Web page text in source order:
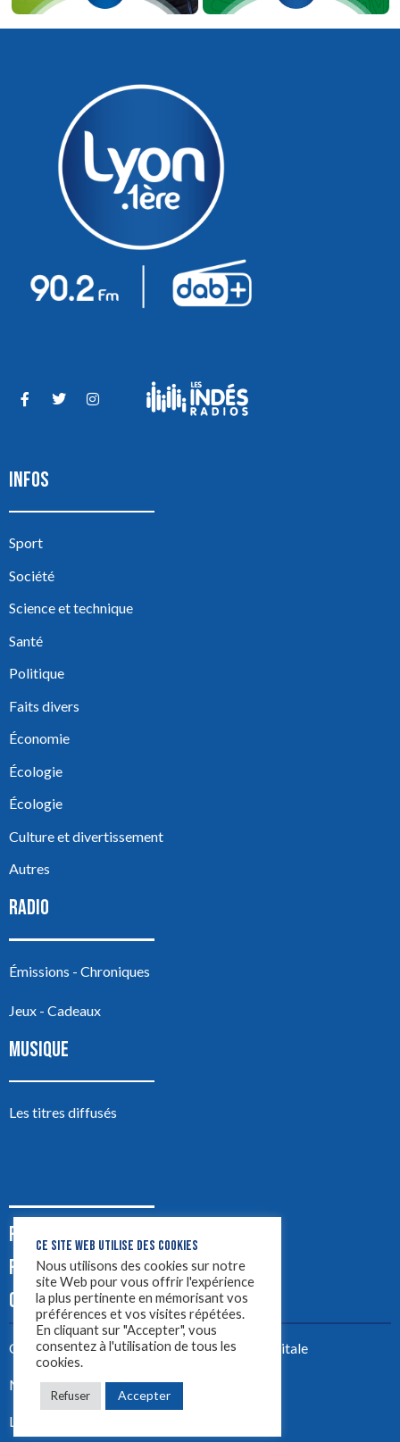
INFOS
Sport
Société
Science et technique
Santé
Politique
Faits divers
Économie
Écologie
Écologie
Culture et divertissement
Autres
RADIO
Émissions - Chroniques
Jeux - Cadeaux
MUSIQUE
Les titres diffusés
PODCASTS
PUB
CONTACT
Créez votre site avecYellowtie – Agence Digitale
Mentions légales
LYON 1ère 2023 ©
CE SITE WEB UTILISE DES COOKIES
Nous utilisons des cookies sur notre
site Web pour vous offrir l'expérience
la plus pertinente en mémorisant vos
préférences et vos visites répétées.
En cliquant sur "Accepter", vous
consentez à l'utilisation de tous les
cookies.
Refuser Accepter